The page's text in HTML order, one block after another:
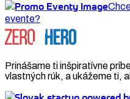
evente?
Prinášame ti inšpiratívne
vlastných rúk, a ukážeme ti,